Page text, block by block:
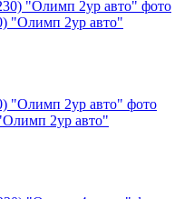
"Олимп 2ур авто"
2ур авто"